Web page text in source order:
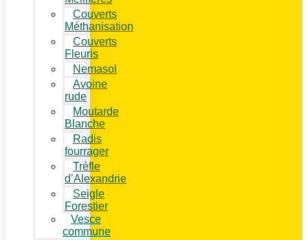
Couverts
Méthanisation
Couverts
Fleuris
Nemasol
Avoine
rude
Moutarde
Blanche
Radis
fourrager
Trèfle
d’Alexandrie
Seigle
Forestier
Vesce
commune